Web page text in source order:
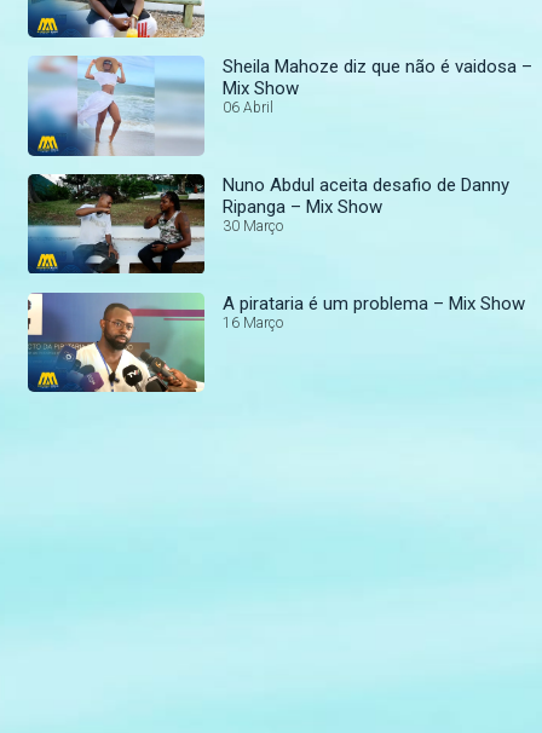
Sheila Mahoze diz que não é vaidosa –
Mix Show
06 Abril
Nuno Abdul aceita desafio de Danny
Ripanga – Mix Show
30 Março
A pirataria é um problema – Mix Show
16 Março